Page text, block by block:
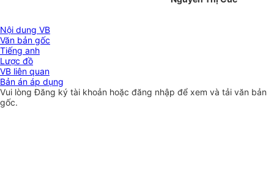
Nội dung VB
Văn bản gốc
Tiếng anh
Lược đồ
VB liên quan
Bản án áp dụng
Vui lòngĐăng ký tài khoản hoặc đăng nhập để xem và tải văn bản
gốc.